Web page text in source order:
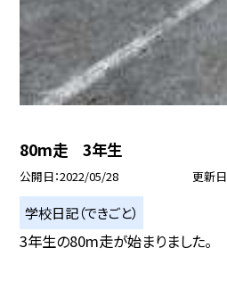
80m走 3年生
公開日 2022/05/28 更新日
学校日記（できごと）
3年生の80m走が始まりました。